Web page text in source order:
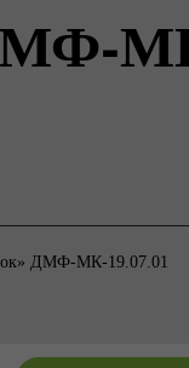
ДМФ-МК-19.07.01